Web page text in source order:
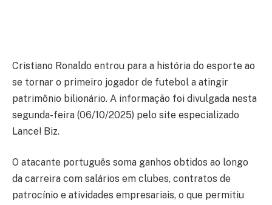
Cristiano Ronaldo entrou para a história do esporte ao
se tornar o primeiro jogador de futebol a atingir
patrimônio bilionário. A informação foi divulgada nesta
segunda-feira (06/10/2025) pelo site especializado
Lance! Biz.
O atacante português soma ganhos obtidos ao longo
da carreira com salários em clubes, contratos de
patrocínio e atividades empresariais, o que permitiu